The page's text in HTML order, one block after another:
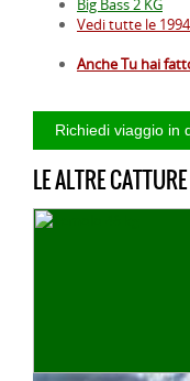
Big Bass 2 KG
Vedi tutte le
Anche Tu hai
LE ALTRE